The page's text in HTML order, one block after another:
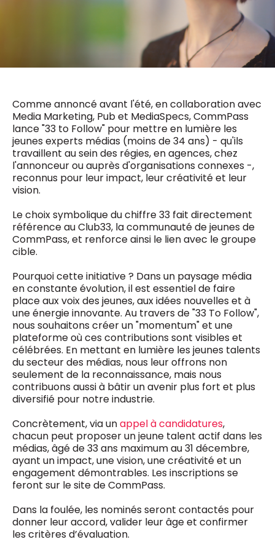
Comme annoncé avant l'été, en collaboration avec
Media Marketing, Pub et MediaSpecs, CommPass
lance "33 to Follow" pour mettre en lumière les
jeunes experts médias (moins de 34 ans) - qu'ils
travaillent au sein des régies, en agences, chez
l'annonceur ou auprès d'organisations connexes -,
reconnus pour leur impact, leur créativité et leur
vision.
Le choix symbolique du chiffre 33 fait directement
référence au Club33, la communauté de jeunes de
CommPass, et renforce ainsi le lien avec le groupe
cible.
Pourquoi cette initiative ? Dans un paysage média
en constante évolution, il est essentiel de faire
place aux voix des jeunes, aux idées nouvelles et à
une énergie innovante. Au travers de "33 To Follow",
nous souhaitons créer un "momentum" et une
plateforme où ces contributions sont visibles et
célébrées. En mettant en lumière les jeunes talents
du secteur des médias, nous leur offrons non
seulement de la reconnaissance, mais nous
contribuons aussi à bâtir un avenir plus fort et plus
diversifié pour notre industrie.
Concrètement, via unappel à candidatures,
chacun peut proposer un jeune talent actif dans les
médias, âgé de 33 ans maximum au 31 décembre,
ayant un impact, une vision, une créativité et un
engagement démontrables. Les inscriptions se
feront sur le site de CommPass.
Dans la foulée, les nominés seront contactés pour
donner leur accord, valider leur âge et confirmer
les critères d’évaluation.
Chief Editor
Damien Lemaire
0477 37 31 65
d.lemaire@mm.be
NOTRE CONTENU DIGITAL :
5 x week
MM e - News
1 x week
MM Brunch
1 x week
MM Tech
10 x year
MM Best of
Research
10 x year
MM Blue
MM Magazine
Des questions ?